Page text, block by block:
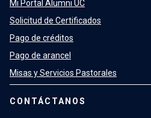
Mi Portal Alumni UC
Solicitud de Certificados
Pago de créditos
Pago de arancel
Misas y Servicios Pastorales
CONTÁCTANOS